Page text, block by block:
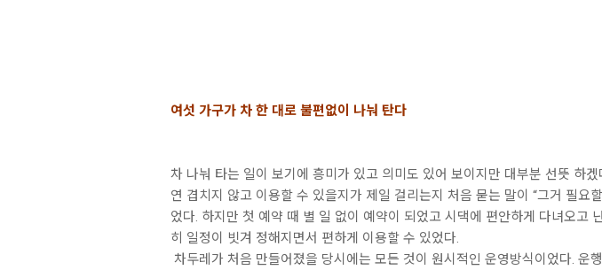
여섯 가구가 차 한 대로 불편없이 나눠 탄다
차 나눠 타는 일이 보기에 흥미가 있고 의미도 있어 보이지만 대부분 선뜻 하
연 겹치지 않고 이용할 수 있을지가 제일 걸리는지 처음 묻는 말이 “그거 필요
었다. 하지만 첫 예약 때 별 일 없이 예약이 되었고 시댁에 편안하게 다녀오고
히 일정이 빗겨 정해지면서 편하게 이용할 수 있었다.
차두레가 처음 만들어졌을 당시에는 모든 것이 원시적인 운영방식이었다.